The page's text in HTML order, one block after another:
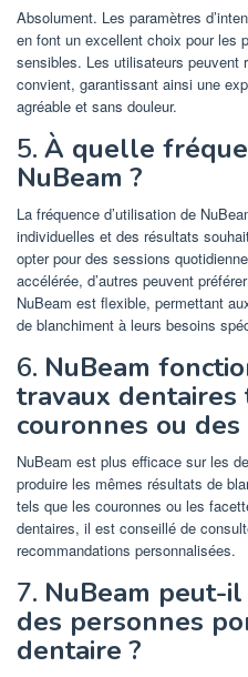
Absolument. Les paramètres
en font un excellent choix pour les
sensibles. Les utilisateurs peuvent
convient, garantissant ainsi une
agréable et sans douleur.
5. À quelle
NuBeam ?
La fréquence d’utilisation de
individuelles et des résultats
opter pour des sessions
accélérée, d’autres peuvent
NuBeam est flexible, permettant
de blanchiment à leurs besoins
6. NuBeam
travaux dentaires
couronnes ou
NuBeam est plus efficace sur les
produire les mêmes résultats de
tels que les couronnes ou les
dentaires, il est conseillé de
recommandations personnalisées.
7. NuBeam peut-
des personnes
dentaire ?